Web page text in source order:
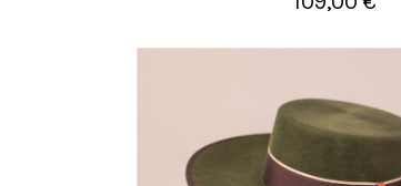
Añadir al